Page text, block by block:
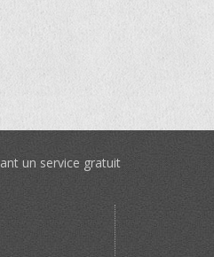
un service gratuit